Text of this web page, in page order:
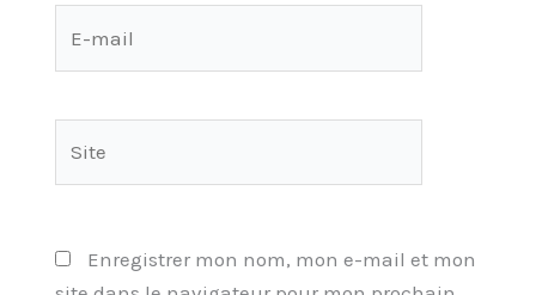
Enregistrer mon nom, mon e-mail et mon